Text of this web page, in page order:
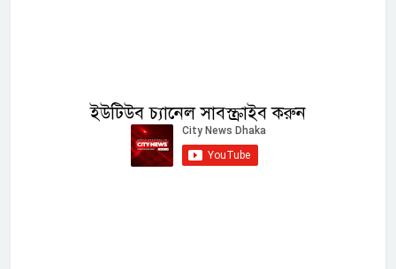
ইউটিউব চ্যানেল সাবস্ক্রাইব করুন